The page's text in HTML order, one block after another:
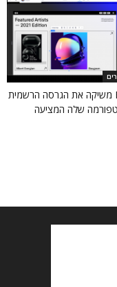
Editor X משיקה את הגרסה הרשמית
שלה המציעה